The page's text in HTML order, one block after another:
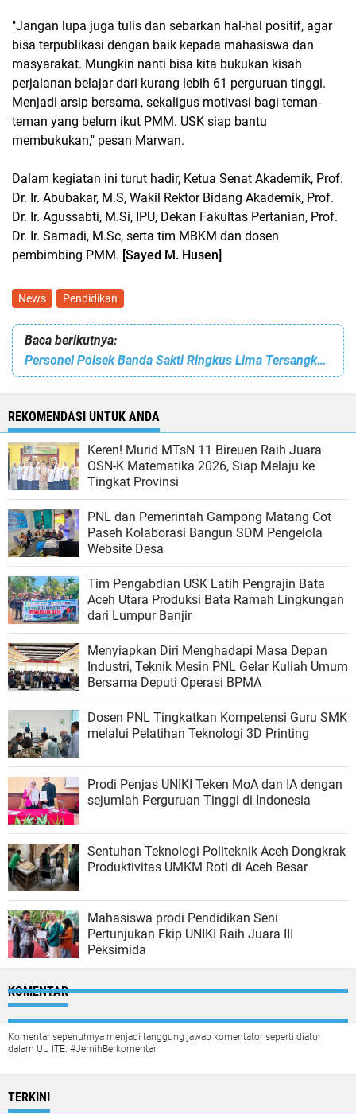
"Jangan lupa juga tulis dan sebarkan hal-hal positif, agar
bisa terpublikasi dengan baik kepada mahasiswa dan
masyarakat. Mungkin nanti bisa kita bukukan kisah
perjalanan belajar dari kurang lebih 61 perguruan tinggi.
Menjadi arsip bersama, sekaligus motivasi bagi teman-
teman yang belum ikut PMM. USK siap bantu
membukukan," pesan Marwan.
Dalam kegiatan ini turut hadir, Ketua Senat Akademik, Prof.
Dr. Ir. Abubakar, M.S, Wakil Rektor Bidang Akademik, Prof.
Dr. Ir. Agussabti, M.Si, IPU, Dekan Fakultas Pertanian, Prof.
Dr. Ir. Samadi, M.Sc, serta tim MBKM dan dosen
pembimbing PMM. [Sayed M. Husen]
News Pendidikan
Baca berikutnya:
Personel Polsek Banda Sakti Ringkus Lima Tersangka Penjual Narkotika
REKOMENDASI UNTUK ANDA
Keren! Murid MTsN 11 Bireuen Raih Juara
OSN-K Matematika 2026, Siap Melaju ke
Tingkat Provinsi
PNL dan Pemerintah Gampong Matang Cot
Paseh Kolaborasi Bangun SDM Pengelola
Website Desa
Tim Pengabdian USK Latih Pengrajin Bata
Aceh Utara Produksi Bata Ramah Lingkungan
dari Lumpur Banjir
Menyiapkan Diri Menghadapi Masa Depan
Industri, Teknik Mesin PNL Gelar Kuliah Umum
Bersama Deputi Operasi BPMA
Dosen PNL Tingkatkan Kompetensi Guru SMK
melalui Pelatihan Teknologi 3D Printing
Prodi Penjas UNIKI Teken MoA dan IA dengan
sejumlah Perguruan Tinggi di Indonesia
Sentuhan Teknologi Politeknik Aceh Dongkrak
Produktivitas UMKM Roti di Aceh Besar
Mahasiswa prodi Pendidikan Seni
Pertunjukan Fkip UNIKI Raih Juara III
Peksimida
KOMENTAR
Komentar sepenuhnya menjadi tanggung jawab komentator seperti diatur
dalam UU ITE. #JernihBerkomentar
TERKINI